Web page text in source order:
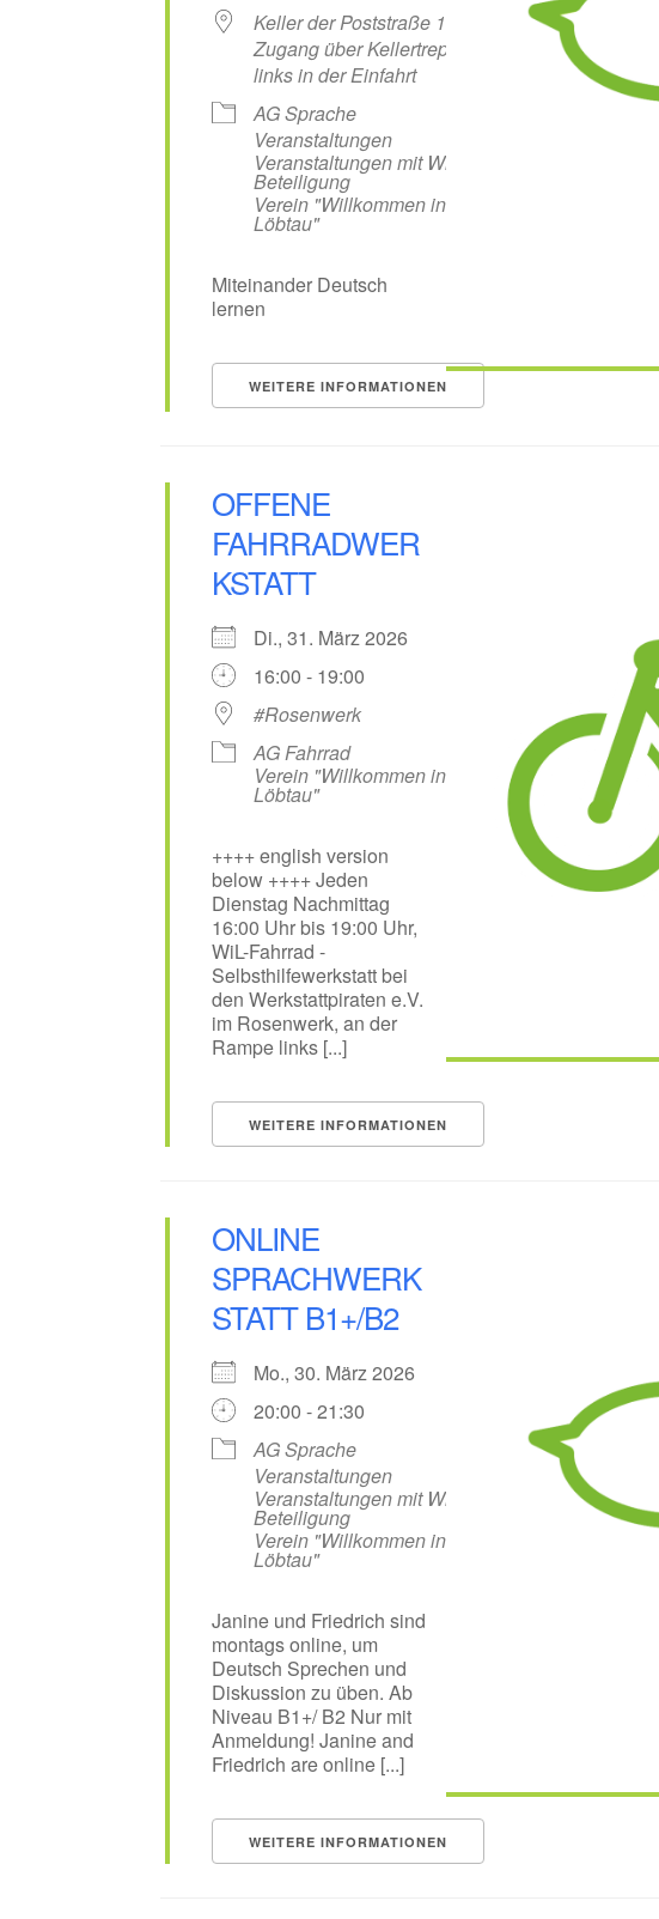
Keller der Poststraße 13,
Zugang über Kellertreppe
links in der Einfahrt
AG Sprache
Veranstaltungen
Veranstaltungen mit WiL-
Beteiligung
Verein "Willkommen in
Löbtau"
Miteinander Deutsch
lernen
WEITERE INFORMATIONEN
OFFENE
FAHRRADWER
KSTATT
Di., 31. März 2026
16:00 - 19:00
#Rosenwerk
AG Fahrrad
Verein "Willkommen in
Löbtau"
++++ english version
below ++++ Jeden
Dienstag Nachmittag
16:00 Uhr bis 19:00 Uhr,
WiL-Fahrrad -
Selbsthilfewerkstatt bei
den Werkstattpiraten e.V.
im Rosenwerk, an der
Rampe links [...]
WEITERE INFORMATIONEN
ONLINE
SPRACHWERK
STATT B1+/B2
Mo., 30. März 2026
20:00 - 21:30
AG Sprache
Veranstaltungen
Veranstaltungen mit WiL-
Beteiligung
Verein "Willkommen in
Löbtau"
Janine und Friedrich sind
montags online, um
Deutsch Sprechen und
Diskussion zu üben. Ab
Niveau B1+/ B2 Nur mit
Anmeldung! Janine and
Friedrich are online [...]
WEITERE INFORMATIONEN